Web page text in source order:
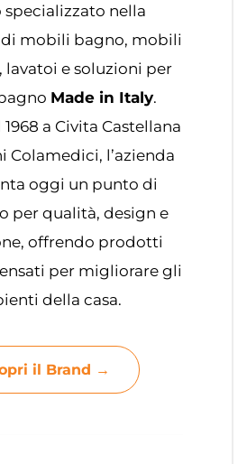
specializzato nella
mobili bagno, mobili
lavatoi e soluzioni per
Made in Italy.
a Civita Castellana
Colamedici, l’azienda
oggi un punto di
per qualità, design e
offrendo prodotti
per migliorare gli
della casa.
il Brand →